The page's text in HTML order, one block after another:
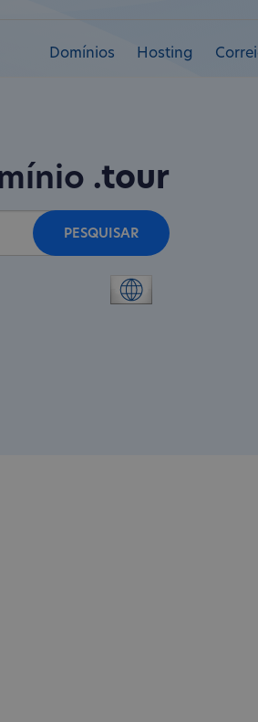
Domínios Hosting
.tour
PESQUISAR